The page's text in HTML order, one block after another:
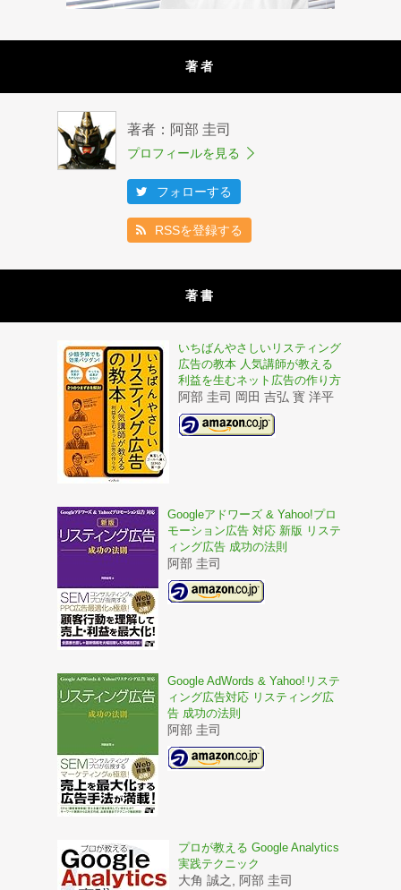
著者
著者：阿部 圭司
プロフィールを見る
フォローする
RSSを登録する
著書
いちばんやさしいリスティング
広告の教本 人気講師が教える
利益を生むネット広告の作り方
阿部 圭司 岡田 吉弘 寳 洋平
Googleアドワーズ & Yahoo!プロ
モーション広告 対応 新版 リステ
ィング広告 成功の法則
阿部 圭司
Google AdWords & Yahoo!リステ
ィング広告対応 リスティング広
告 成功の法則
阿部 圭司
プロが教える Google Analytics
実践テクニック
大角 誠之, 阿部 圭司